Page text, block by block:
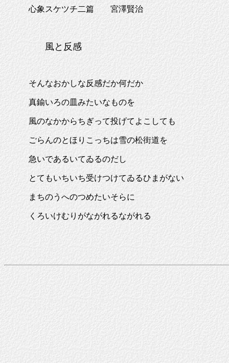
心象スケツチ二篇 宮澤賢治
風と反感
そんなおかしな反感だか何だか
真鍮いろの皿みたいなものを
風のなかからちぎって投げてよこしても
ごらんのとほりこっちは雪の松街道を
急いであるいてゐるのだし
とてもいちいち受けつけてゐるひまがない
まちのうへのつめたいそらに
くろいけむりがながれるながれる